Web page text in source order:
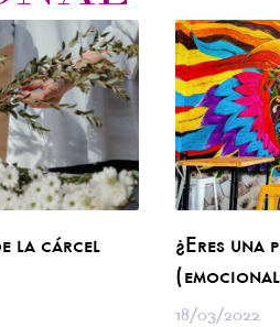
la cárcel
¿Eres una
18/03/2022